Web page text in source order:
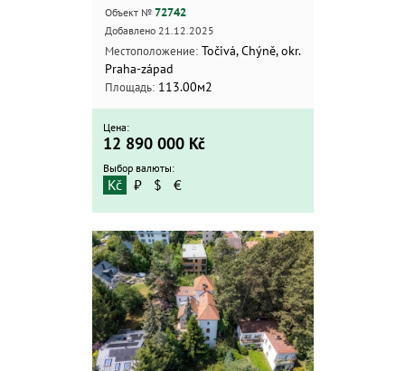
Объект № 72742
Добавлено 21.12.2025
Местоположение:Točivá, Chýně, okr.
Praha-západ
Площадь:113.00м2
Цена:
12 890 000 Kč
Выбор валюты:
Kč ₽ $ €